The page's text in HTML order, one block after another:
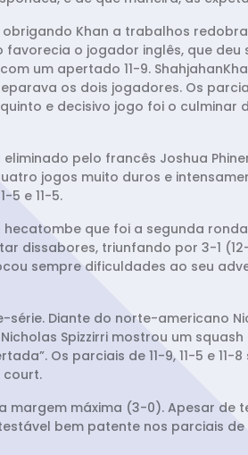
Khan a trabalhos
o jogador inglês, que deu
um apertado 11-9.
os dois jogadores. Os
e decisivo jogo foi o culminar
pelo francês Joshua
jogos muito duros e
5 e 11-5.
que foi a segunda
triunfando por 3-1 (12-
sempre dificuldades ao seu
Diante do norte-americano
Spizzirri mostrou um
Os parciais de 11-9, 11-5 e 11-
court.
margem máxima (3-0). Apesar de
bem patente nos parciais de